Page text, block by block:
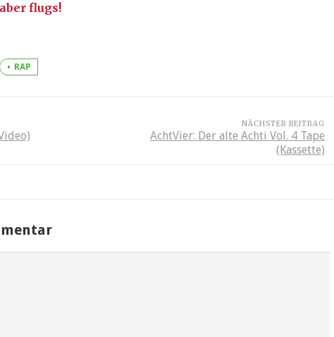
flugs!
RAP
NÄCHSTER BEITRAG
AchtVier: Der alte Achti Vol. 4 Tape
(Kassette)